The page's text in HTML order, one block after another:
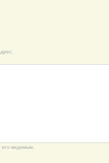
видимым.